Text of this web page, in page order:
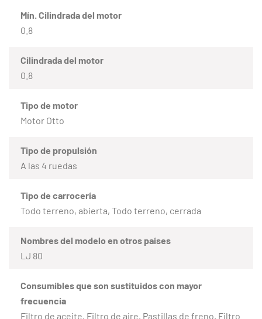
Mín. Cilindrada del motor
0.8
Cilindrada del motor
0.8
Tipo de motor
Motor Otto
Tipo de propulsión
A las 4 ruedas
Tipo de carrocería
Todo terreno, abierta, Todo terreno, cerrada
Nombres del modelo en otros países
LJ 80
Consumibles que son sustituidos con mayor
frecuencia
Filtro de aceite, Filtro de aire, Pastillas de freno, Filtro